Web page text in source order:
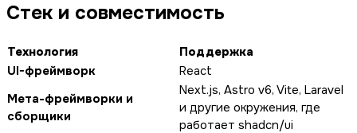
Стек и совместимость
Технология
Поддержка
UI-фреймворк
React
Мета-фреймворки и
сборщики
Next.js, Astro v6, Vite, Laravel
и другие окружения, где
работает shadcn/ui